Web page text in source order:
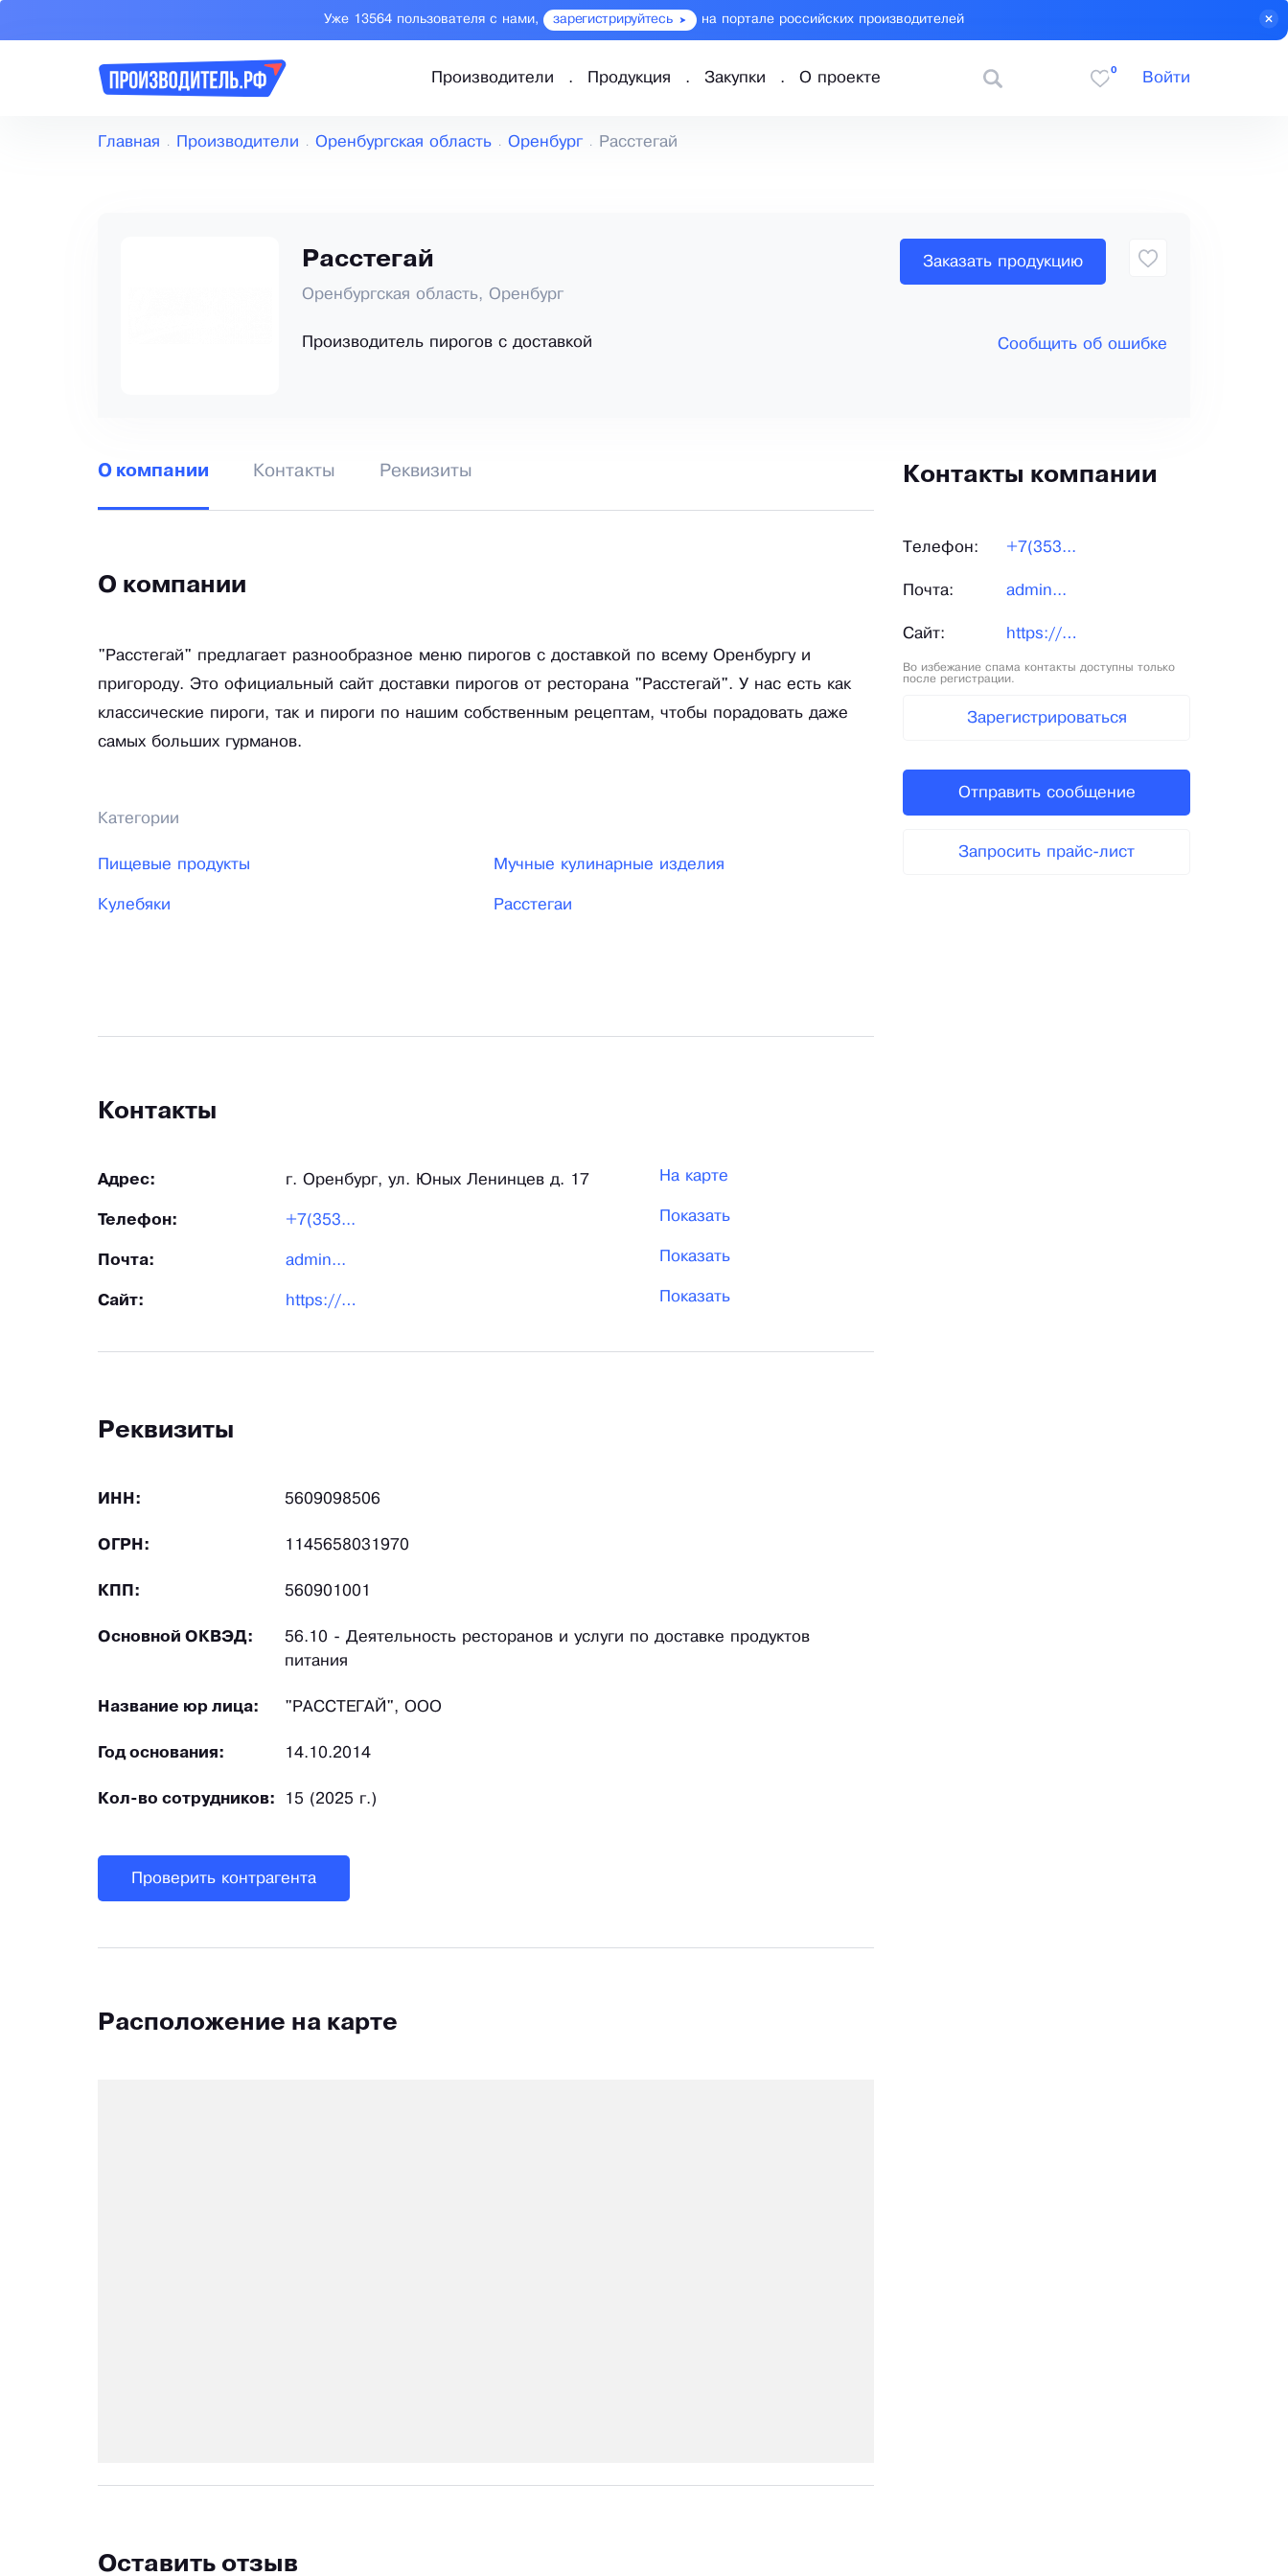
Уже 13564 пользователя с нами, зарегистрируйтесь на портале российских производителей
Производители Продукция Закупки О проекте
0
Войти
Главная Производители Оренбургская область Оренбург Расстегай
Расстегай
Оренбургская область, Оренбург
Производитель пирогов с доставкой
Заказать продукцию
Сообщить об ошибке
О компании Контакты Реквизиты
О компании
"Расстегай" предлагает разнообразное меню пирогов с доставкой по всему Оренбургу и
пригороду. Это официальный сайт доставки пирогов от ресторана "Расстегай". У нас есть как
классические пироги, так и пироги по нашим собственным рецептам, чтобы порадовать даже
самых больших гурманов.
Категории
Пищевые продукты Мучные кулинарные изделия
Кулебяки Расстегаи
Контакты
Адрес: г. Оренбург, ул. Юных Ленинцев д. 17 На карте
Телефон: +7(353... Показать
Почта: admin... Показать
Сайт: https://xn--56-6kcaol4a3ckal.xn--p1ai/ Показать
Реквизиты
ИНН: 5609098506
ОГРН: 1145658031970
КПП: 560901001
Основной ОКВЭД:
56.10 - Деятельность ресторанов и услуги по доставке продуктов
питания
Название юр лица: "РАССТЕГАЙ", ООО
Год основания: 14.10.2014
Кол-во сотрудников: 15 (2025 г.)
Проверить контрагента
Расположение на карте
Оставить отзыв
Контакты компании
Телефон: +7(353...
Почта: admin...
Сайт: https://xn--56-6kcaol4a3ckal.xn--p1ai/
Во избежание спама контакты доступны только
после регистрации.
Зарегистрироваться
Отправить сообщение
Запросить прайс-лист